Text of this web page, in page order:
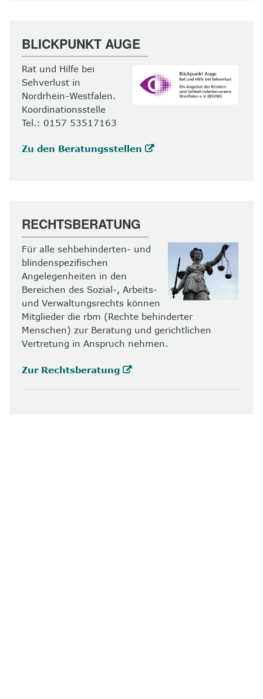
BLICKPUNKT AUGE
Rat und Hilfe bei
Sehverlust in
Nordrhein-Westfalen.
Koordinationsstelle
Tel.: 0157 53517163
Zu den Beratungsstellen
RECHTSBERATUNG
Für alle sehbehinderten- und
blindenspezifischen
Angelegenheiten in den
Bereichen des Sozial-, Arbeits-
und Verwaltungsrechts können
Mitglieder die rbm (Rechte behinderter
Menschen) zur Beratung und gerichtlichen
Vertretung in Anspruch nehmen.
Zur Rechtsberatung